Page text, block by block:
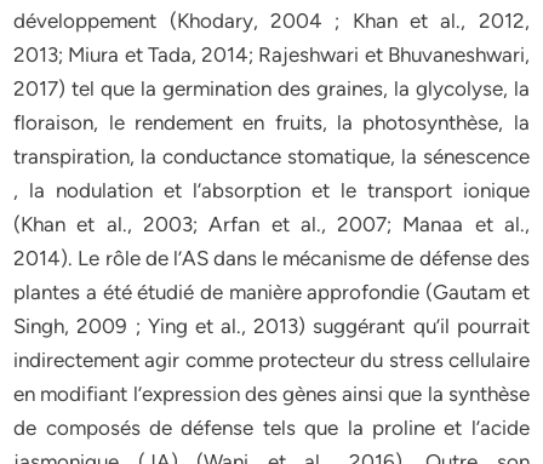
développement (Khodary, 2004 ; Khan et al., 2012,
2013; Miura et Tada, 2014; Rajeshwari et Bhuvaneshwari,
2017) tel que la germination des graines, la glycolyse, la
floraison, le rendement en fruits, la photosynthèse, la
transpiration, la conductance stomatique, la sénescence
, la nodulation et l’absorption et le transport ionique
(Khan et al., 2003; Arfan et al., 2007; Manaa et al.,
2014). Le rôle de l’AS dans le mécanisme de défense des
plantes a été étudié de manière approfondie (Gautam et
Singh, 2009 ; Ying et al., 2013) suggérant qu’il pourrait
indirectement agir comme protecteur du stress cellulaire
en modifiant l’expression des gènes ainsi que la synthèse
de composés de défense tels que la proline et l’acide